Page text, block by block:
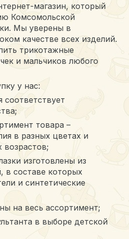
магазин, который
Комсомольской
Мы уверены в
качестве всех изделий.
трикотажные
и мальчиков любого
у нас:
товара –
в разных цветах и
возрастов;
изготовлены из
в составе которых
и синтетические
весь ассортимент;
в выборе детской